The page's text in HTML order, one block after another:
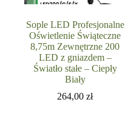
Sople LED Profesjonalne
Oświetlenie Świąteczne
8,75m Zewnętrzne 200
LED z gniazdem –
Światło stałe – Ciepły
Biały
264,00zł